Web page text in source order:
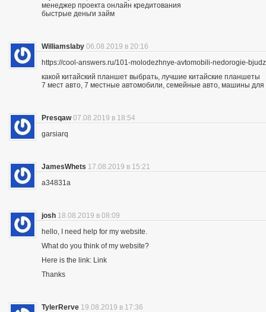
менеджер проекта онлайн кредитования
быстрые деньги займ
Williamslaby 06.08.2019 в 20:16
https://cool-answers.ru/101-molodezhnye-avtomobili-nedorogie-
какой китайский планшет выбрать, лучшие китайские планшеты
7 мест авто, 7 местные автомобили, семейные авто, машины для
Presqaw 07.08.2019 в 18:54
garsiarq
JamesWhets 17.08.2019 в 15:21
a34831a
josh 18.08.2019 в 08:09
hello, I need help for my website.
What do you think of my website?
Here is the link: Link
Thanks
TylerRerve 19.08.2019 в 17:36